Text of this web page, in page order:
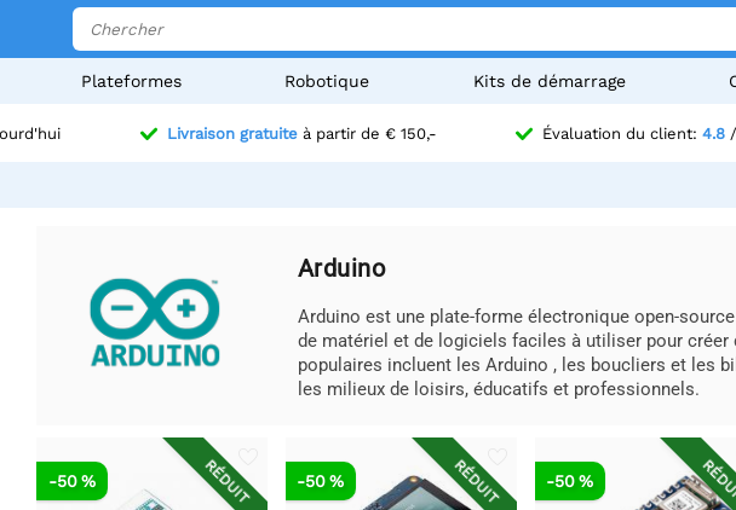
Plateformes Robotique Kits de démarrage
Livraison gratuiteà partir de € 150,- Évaluation du client: 4.8
Arduino
Arduino est une plate-forme électronique open-
de matériel et de logiciels faciles à utiliser pour
populaires incluent les Arduino , les boucliers et les
les milieux de loisirs, éducatifs et professionnels.
RÉDUIT
-50 % RÉDUIT
-50 % -50 %